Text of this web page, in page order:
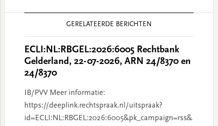
GERELATEERDE BERICHTEN
ECLI:NL:RBGEL:2026:6005 Rechtbank
Gelderland, 22-07-2026, ARN 24/8370 en
24/8370
IB/PVV Meer informatie:
https://deeplink.rechtspraak.nl/uitspraak?
id=ECLI:NL:RBGEL:2026:6005&pk_campaign=rss&